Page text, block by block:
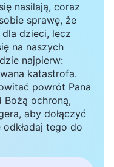
nasilają, coraz
sprawę, że
dzieci, lecz
na naszych
najpierw:
katastrofa.
powrót Pana
ochroną,
aby dołączyć
tego do